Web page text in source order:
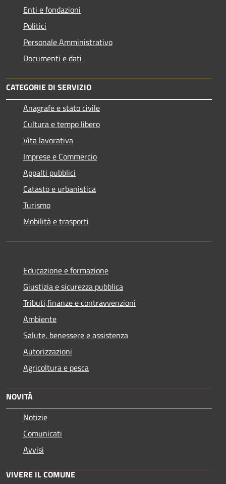
Enti e fondazioni
Politici
Personale Amministrativo
Documenti e dati
CATEGORIE DI SERVIZIO
Anagrafe e stato civile
Cultura e tempo libero
Vita lavorativa
Imprese e Commercio
Appalti pubblici
Catasto e urbanistica
Turismo
Mobilità e trasporti
Educazione e formazione
Giustizia e sicurezza pubblica
Tributi,finanze e contravvenzioni
Ambiente
Salute, benessere e assistenza
Autorizzazioni
Agricoltura e pesca
NOVITÀ
Notizie
Comunicati
Avvisi
VIVERE IL COMUNE